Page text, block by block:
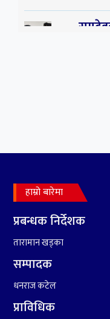
हामी
हाम्रो बारेमा
प्रबन्धक निर्देशक
तारामान खड्का
सम्पादक
धनराज कटेल
प्राविधिक